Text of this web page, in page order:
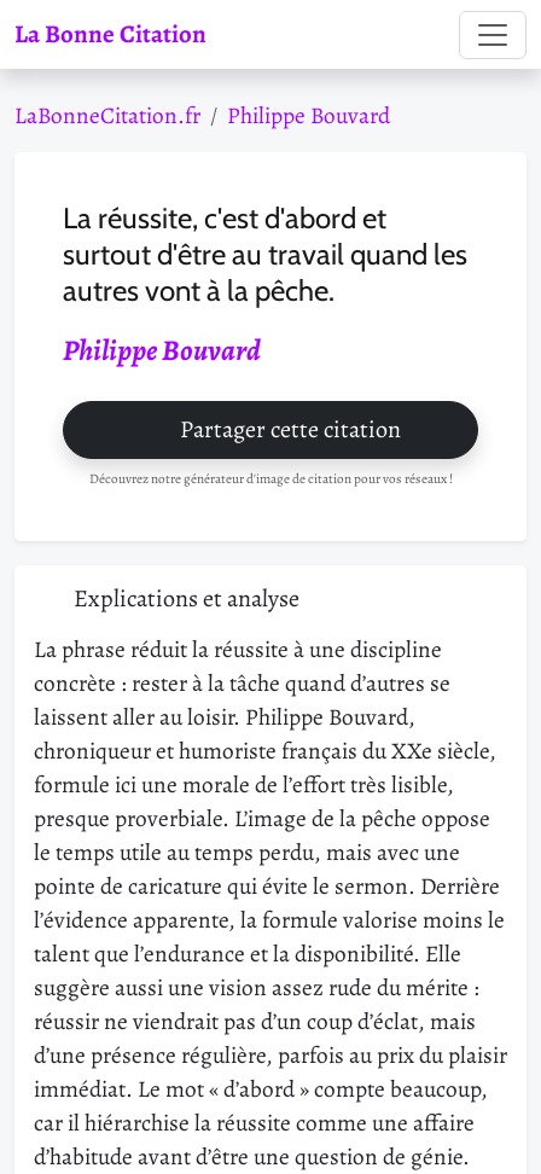
La Bonne Citation
LaBonneCitation.fr Philippe Bouvard
La réussite, c'est d'abord et
surtout d'être au travail quand les
autres vont à la pêche.
Philippe Bouvard
Partager cette citation
Découvrez notre générateur d'image de citation pour vos réseaux !
Explications et analyse
La phrase réduit la réussite à une discipline
concrète : rester à la tâche quand d’autres se
laissent aller au loisir. Philippe Bouvard,
chroniqueur et humoriste français du XXe siècle,
formule ici une morale de l’effort très lisible,
presque proverbiale. L’image de la pêche oppose
le temps utile au temps perdu, mais avec une
pointe de caricature qui évite le sermon. Derrière
l’évidence apparente, la formule valorise moins le
talent que l’endurance et la disponibilité. Elle
suggère aussi une vision assez rude du mérite :
réussir ne viendrait pas d’un coup d’éclat, mais
d’une présence régulière, parfois au prix du plaisir
immédiat. Le mot « d’abord » compte beaucoup,
car il hiérarchise la réussite comme une affaire
d’habitude avant d’être une question de génie.